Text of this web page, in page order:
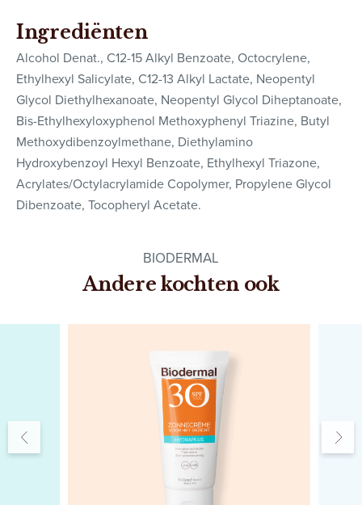
Ingrediënten
Alcohol Denat., C12-15 Alkyl Benzoate, Octocrylene,
Ethylhexyl Salicylate, C12-13 Alkyl Lactate, Neopentyl
Glycol Diethylhexanoate, Neopentyl Glycol Diheptanoate,
Bis-Ethylhexyloxyphenol Methoxyphenyl Triazine, Butyl
Methoxydibenzoylmethane, Diethylamino
Hydroxybenzoyl Hexyl Benzoate, Ethylhexyl Triazone,
Acrylates/Octylacrylamide Copolymer, Propylene Glycol
Dibenzoate, Tocopheryl Acetate.
BIODERMAL
Andere kochten ook